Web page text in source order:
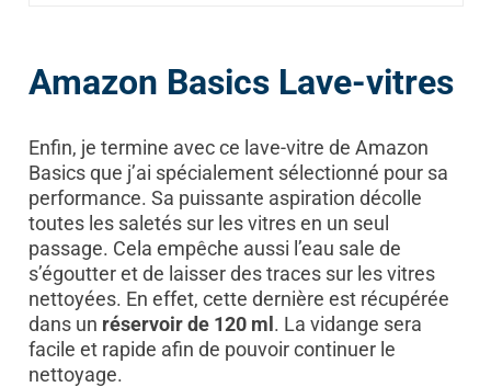
Amazon Basics Lave-vitres
Enfin, je termine avec ce lave-vitre de Amazon
Basics que j’ai spécialement sélectionné pour sa
performance. Sa puissante aspiration décolle
toutes les saletés sur les vitres en un seul
passage. Cela empêche aussi l’eau sale de
s’égoutter et de laisser des traces sur les vitres
nettoyées. En effet, cette dernière est récupérée
dans un réservoir de 120 ml. La vidange sera
facile et rapide afin de pouvoir continuer le
nettoyage.